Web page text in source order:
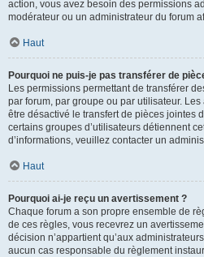
action, vous avez besoin des permissions
modérateur ou un administrateur du forum
Haut
Pourquoi ne puis-je pas transférer de
Les permissions permettant de transférer
par forum, par groupe ou par utilisateur.
être désactivé le transfert de pièces jointes
certains groupes d’utilisateurs détiennent
d’informations, veuillez contacter un
Haut
Pourquoi ai-je reçu un avertissement ?
Chaque forum a son propre ensemble de
de ces règles, vous recevrez un
décision n’appartient qu’aux
aucun cas responsable du règlement